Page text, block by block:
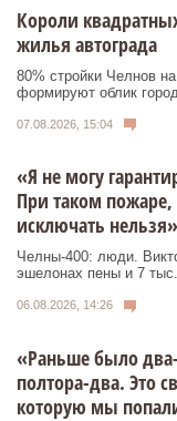
Короли
жилья автограда
80% стройки Челнов
формируют облик
07.08.2026, 15:04
«Я не могу
При таком пожаре,
исключать нельзя»
Челны-400: люди.
эшелонах пены и 7
06.08.2026, 14:26
«Раньше было два-
полтора-два. Это
которую мы